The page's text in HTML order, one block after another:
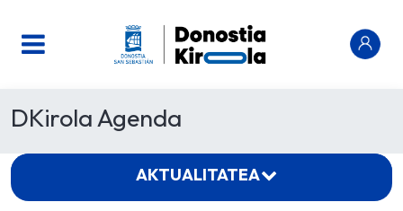
DKirola Agenda
AKTUALITATEA